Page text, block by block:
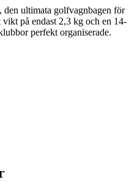
ultimata golfvagnbagen för
på endast 2,3 kg och en 14-
perfekt organiserade.